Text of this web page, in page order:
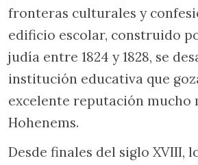
fronteras culturales y
edificio escolar, construido
judía entre 1824 y 1828, se
institución educativa que
excelente reputación mucho
Hohenems.
Desde finales del siglo XVIII,